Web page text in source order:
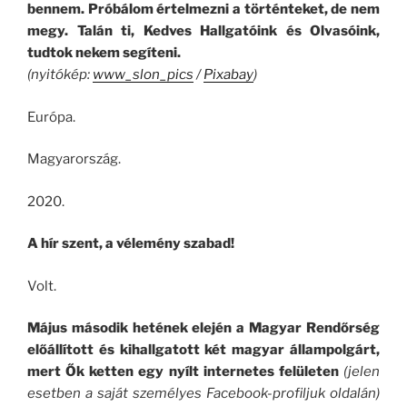
bennem. Próbálom értelmezni a történteket, de nem
megy. Talán ti, Kedves Hallgatóink és Olvasóink,
tudtok nekem segíteni.
(nyitókép: www_slon_pics /Pixabay)
Európa.
Magyarország.
2020.
A hír szent, a vélemény szabad!
Volt.
Május második hetének elején a Magyar Rendőrség
előállított és kihallgatott két magyar állampolgárt,
mert Ők ketten egy nyílt internetes felületen (jelen
esetben a saját személyes Facebook-profiljuk oldalán)